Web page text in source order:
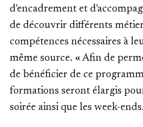
d'encadrement et
de découvrir différents
compétences nécessaires à
même source. « Afin de
de bénéficier de ce
formations seront élargis
soirée ainsi que les week-ends.